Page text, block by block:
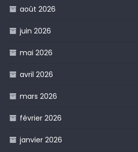
août 2026
juin 2026
mai 2026
avril 2026
mars 2026
février 2026
janvier 2026